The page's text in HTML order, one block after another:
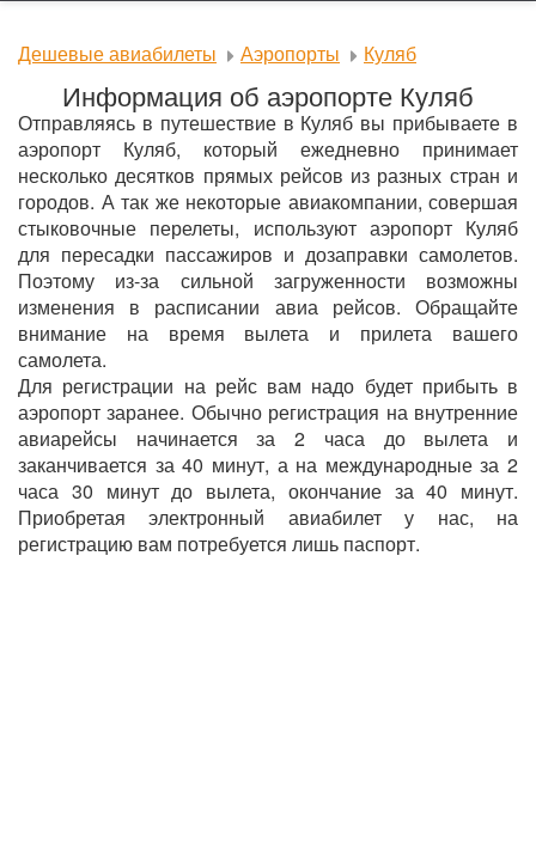
Дешевые авиабилеты Аэропорты Куляб
Информация об аэропорте Куляб
Отправляясь в путешествие в Куляб вы прибываете в
аэропорт Куляб, который ежедневно принимает
несколько десятков прямых рейсов из разных стран и
городов. А так же некоторые авиакомпании, совершая
стыковочные перелеты, используют аэропорт Куляб
для пересадки пассажиров и дозаправки самолетов.
Поэтому из-за сильной загруженности возможны
изменения в расписании авиа рейсов. Обращайте
внимание на время вылета и прилета вашего
самолета.
Для регистрации на рейс вам надо будет прибыть в
аэропорт заранее. Обычно регистрация на внутренние
авиарейсы начинается за 2 часа до вылета и
заканчивается за 40 минут, а на международные за 2
часа 30 минут до вылета, окончание за 40 минут.
Приобретая электронный авиабилет у нас, на
регистрацию вам потребуется лишь паспорт.